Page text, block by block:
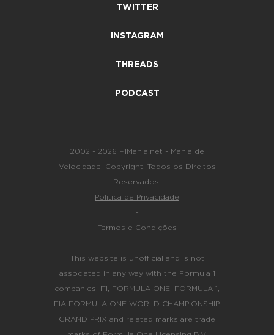
TWITTER
INSTAGRAM
THREADS
PODCAST
2002 - 2026 F1Mania.net - Mania de
Velocidade. Copyright. Todos os Direitos
Reservados.
Política de Privacidade
-
Termos e Condições
This website is unofficial and is not
associated in any way with the Formula 1
companies. F1, FORMULA ONE, FORMULA 1,
FIA FORMULA ONE WORLD CHAMPIONSHIP,
GRAND PRIX and related marks are trade